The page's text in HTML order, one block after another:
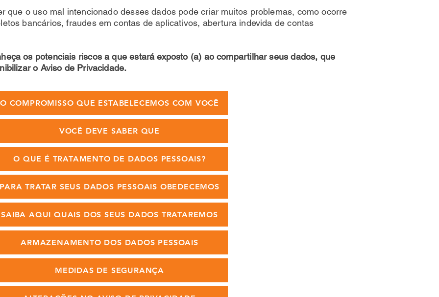
que o uso mal intencionado desses dados pode criar muitos problemas, como ocorre
bancários, fraudes em contas de aplicativos, abertura indevida de contas
os potenciais riscos a que estará exposto (a) ao compartilhar seus dados, que
o Aviso de Privacidade.
O COMPROMISSO QUE ESTABELECEMOS COM VOCÊ
VOCÊ DEVE SABER QUE
O QUE É TRATAMENTO DE DADOS PESSOAIS?
PARA TRATAR SEUS DADOS PESSOAIS OBEDECEMOS
SAIBA AQUI QUAIS DOS SEUS DADOS TRATAREMOS
ARMAZENAMENTO DOS DADOS PESSOAIS
MEDIDAS DE SEGURANÇA